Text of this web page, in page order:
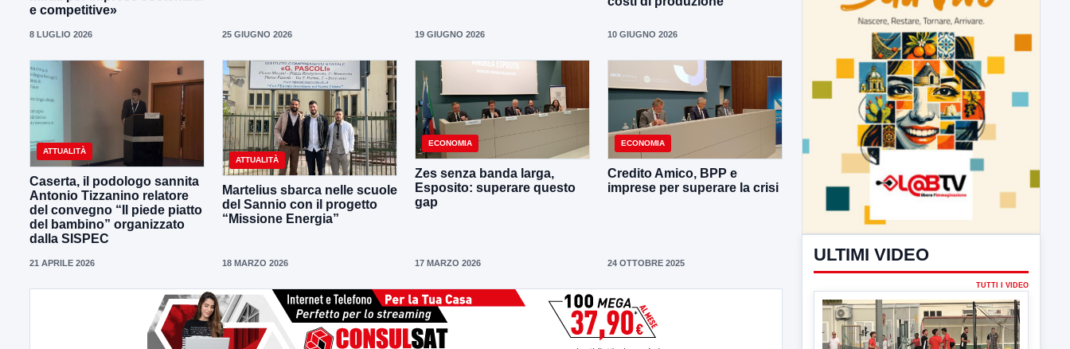
e competitive»
8 LUGLIO 2026 25 GIUGNO 2026 19 GIUGNO 2026 10 GIUGNO 2026
ATTUALITÀ
Caserta, il podologo sannita
Antonio Tizzanino relatore
del convegno “Il piede piatto
del bambino” organizzato
dalla SISPEC
21 APRILE 2026
ATTUALITÀ
Martelius sbarca nelle scuole
del Sannio con il progetto
“Missione Energia”
18 MARZO 2026
ECONOMIA
Zes senza banda larga,
Esposito: superare questo
gap
17 MARZO 2026
ECONOMIA
Credito Amico, BPP e
imprese per superare la crisi
24 OTTOBRE 2025
ULTIMI VIDEO
TUTTI I VIDEO
▶
7 AGOSTO 2026 SPORT BENEVENTO
Benevento Calcio: Le scelte di
Floro Flores per il debutto di Coppa
Italia
Il Benevento è pronto al debutto di Coppa